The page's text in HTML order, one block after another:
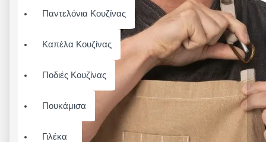
Παντελόνια Κουζίνας
Καπέλα Κουζίνας
Ποδιές Κουζίνας
Πουκάμισα
Γιλέκα